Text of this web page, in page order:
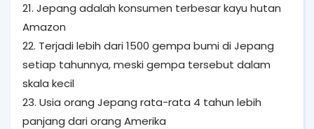
21. Jepang adalah konsumen terbesar kayu hutan
Amazon
22. Terjadi lebih dari 1500 gempa bumi di Jepang
setiap tahunnya, meski gempa tersebut dalam
skala kecil
23. Usia orang Jepang rata-rata 4 tahun lebih
panjang dari orang Amerika